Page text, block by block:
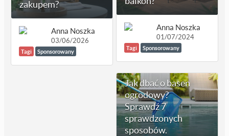
zakupem?
Anna Noszka
03/06/2026
Tagi Sponsorowany
Anna Noszka
01/07/2024
Tagi Sponsorowany
Jak dbać o basen
ogrodowy?
Sprawdź 7
sprawdzonych
sposobów.